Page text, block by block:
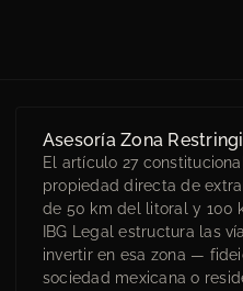
Asesoría Zona
El artículo 27
propiedad directa de
de 50 km del litoral y 100
IBG Legal estructura las
invertir en esa zona —
sociedad mexicana o